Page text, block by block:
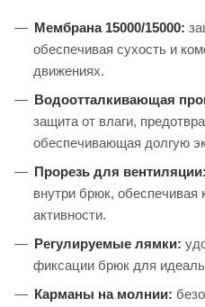
Мембрана 15000/15000:
обеспечивая сухость и
движениях.
Водоотталкивающая
защита от влаги,
обеспечивающая долгую
Прорезь для вентиляции:
внутри брюк, обеспечивая
активности.
Регулируемые лямки:
фиксации брюк для
Карманы на молнии: